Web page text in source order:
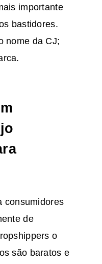
importante
bastidores.
nome da CJ;
consumidores
de
o
são baratos e